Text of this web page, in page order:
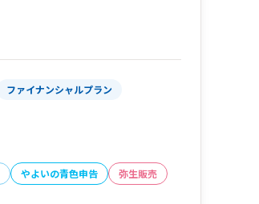
ファイナンシャルプラン
やよいの青色申告
弥生販売